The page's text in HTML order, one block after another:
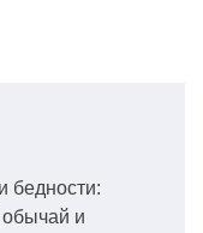
бедности:
обычай и